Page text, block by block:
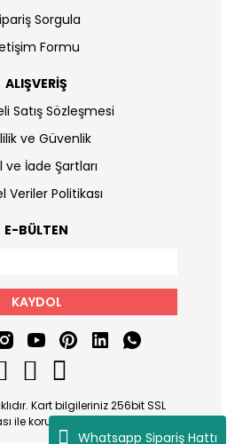
Whatsapp Sipariş Hattı
Sorgula
Formu
ALIŞVERİŞ
Satış Sözleşmesi
ve Güvenlik
ve İade Şartları
Veriler Politikası
E-BÜLTEN
KAYDOL
Kart bilgileriniz 256bit SSL
ile korunmaktadır.